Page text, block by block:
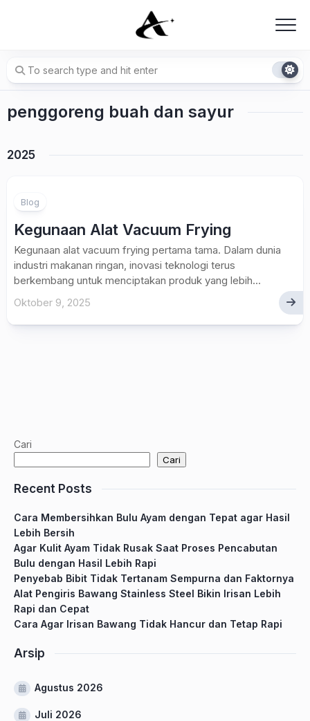
penggoreng buah dan sayur
2025
Blog
Kegunaan Alat Vacuum Frying
Kegunaan alat vacuum frying pertama tama. Dalam dunia
industri makanan ringan, inovasi teknologi terus
berkembang untuk menciptakan produk yang lebih...
Oktober 9, 2025
Cari
Cari
Recent Posts
Cara Membersihkan Bulu Ayam dengan Tepat agar Hasil
Lebih Bersih
Agar Kulit Ayam Tidak Rusak Saat Proses Pencabutan
Bulu dengan Hasil Lebih Rapi
Penyebab Bibit Tidak Tertanam Sempurna dan Faktornya
Alat Pengiris Bawang Stainless Steel Bikin Irisan Lebih
Rapi dan Cepat
Cara Agar Irisan Bawang Tidak Hancur dan Tetap Rapi
Arsip
Agustus 2026
Juli 2026